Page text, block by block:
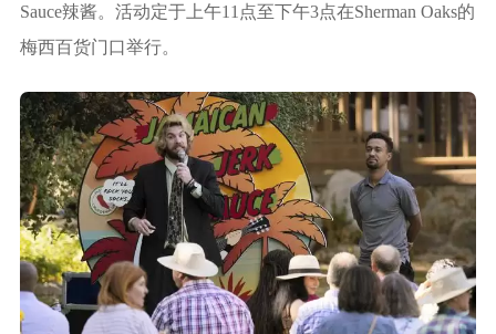
Sauce辣酱。活动定于上午11点至下午3点在Sherman Oaks的
梅西百货门口举行。